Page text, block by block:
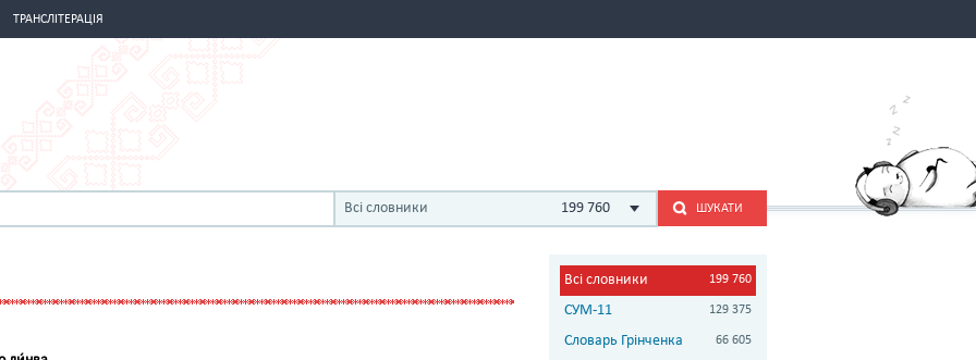
ТРАНСЛІТЕРАЦІЯ
Всі словники 199 760 ШУКАТИ
Всі словники 199 760
СУМ-11 129 375
Словарь Грінченка 66 605